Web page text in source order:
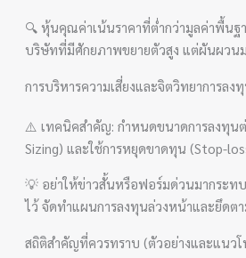
🔍 หุ้นคุณค่าเน้นราคาที่ต่ำกว่ามูลค่าพื้นฐ
บริษัทที่มีศักยภาพขยายตัวสูง แต่ผันผวน
การบริหารความเสี่ยงและจิตวิทยาการลง
⚠️ เทคนิคสำคัญ: กำหนดขนาดการลงทุน
Sizing) และใช้การหยุดขาดทุน (Stop-
💡 อย่าให้ข่าวสั้นหรือฟอร์มด่วนมากระท
ไว้ จัดทำแผนการลงทุนล่วงหน้าและยึดต
สถิติสำคัญที่ควรทราบ (ตัวอย่างและแนว